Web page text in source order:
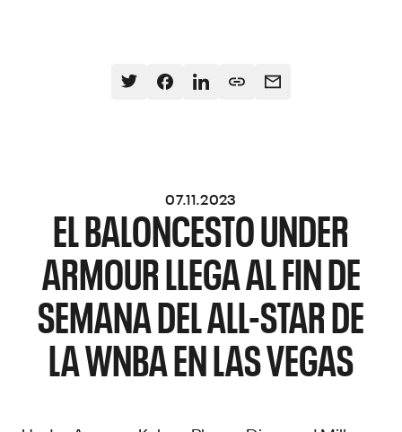
07.11.2023
EL BALONCESTO UNDER
ARMOUR LLEGA AL FIN DE
SEMANA DEL ALL-STAR DE
LA WNBA EN LAS VEGAS